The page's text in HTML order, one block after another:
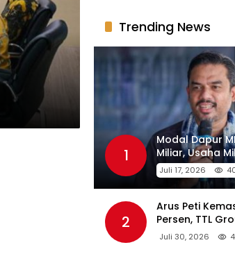
Trending News
1
Modal Dapur
Miliar, Usaha
Jadi Pemasok
Juli 17, 2026
2
Arus Peti
Persen, TTL
Konektivitas
Juli 30, 2026